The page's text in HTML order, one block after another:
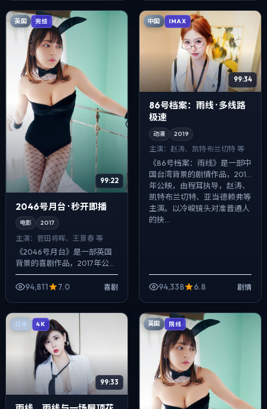
英国 完结
99:22
2046号月台 · 秒开即播
电影 2017
主演： 菅田将晖、王景春 等
《2046号月台》是一部英国
背景的喜剧作品，2017年公
映，由韦斯·安德森执导，菅田
将晖、王景春、亚当·德赖弗等
94,811 7.0 喜剧
中国 IMAX
99:34
86号档案：雨线 · 多线路
极速
动漫 2019
主演： 赵涛、凯特·布兰切特 等
《86号档案：雨线》是一部中
国台湾背景的剧情作品，2019
年公映，由程耳执导，赵涛、
凯特·布兰切特、亚当·德赖弗等
主演。以冷峻镜头对准普通人
的抉...
94,338 6.8 剧情
日本 4K
99:33
英国 院线